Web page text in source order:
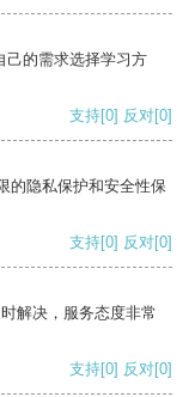
己的需求选择学习方
支持[0] 反对[0]
的隐私保护和安全性保
支持[0] 反对[0]
解决，服务态度非常
支持[0] 反对[0]